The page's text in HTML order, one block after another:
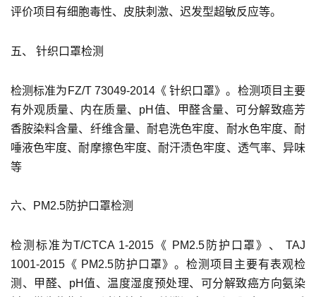
评价项目有细胞毒性、皮肤刺激、迟发型超敏反应等。
五、 针织口罩检测
检测标准为FZ/T 73049-2014《 针织口罩》。检测项目主要
有外观质量、内在质量、pH值、甲醛含量、可分解致癌芳
香胺染料含量、纤维含量、耐皂洗色牢度、耐水色牢度、耐
唾液色牢度、耐摩擦色牢度、耐汗渍色牢度、透气率、异味
等
六、PM2.5防护口罩检测
检测标准为T/CTCA 1-2015《 PM2.5防护口罩》、 TAJ
1001-2015《 PM2.5防护口罩》。检测项目主要有表观检
测、甲醛、pH值、温度湿度预处理、可分解致癌方向氨染